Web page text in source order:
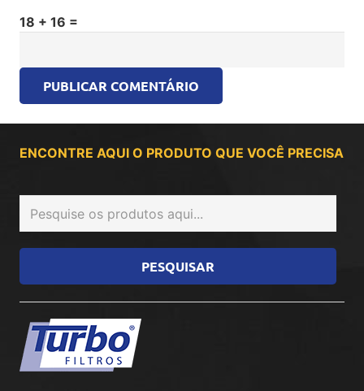
18 + 16 =
PUBLICAR COMENTÁRIO
ENCONTRE AQUI O PRODUTO QUE VOCÊ PRECISA